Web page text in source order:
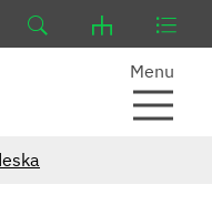
Menu